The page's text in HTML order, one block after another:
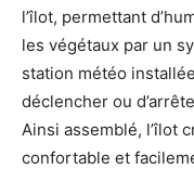
l’îlot, permettant
les végétaux par un
station météo
déclencher ou
Ainsi assemblé, l’îlot
confortable et